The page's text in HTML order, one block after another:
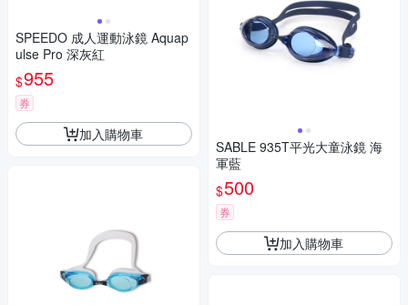
SPEEDO 成人運動泳鏡 Aquap
ulse Pro 深灰紅
$955
券
加入購物車
SABLE 935T平光大童泳鏡 海
軍藍
$500
券
加入購物車